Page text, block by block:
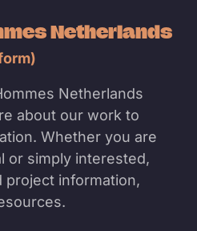
Netherlands
Netherlands
about our work to
Whether you are
or simply interested,
project information,